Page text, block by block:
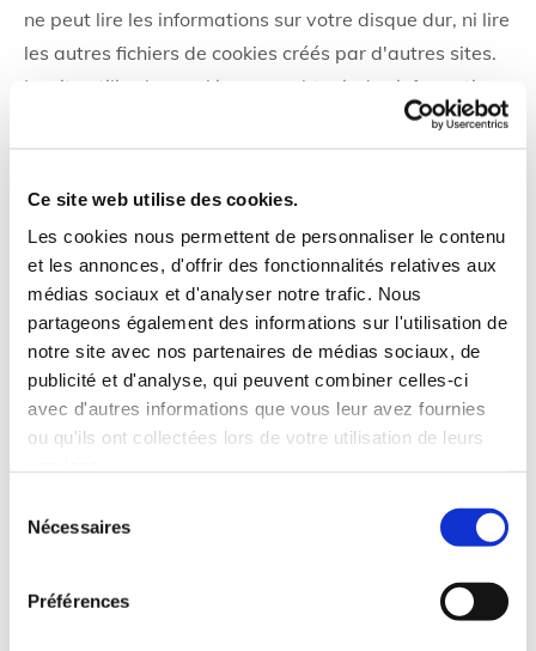
Ce site web utilise des cookies.
Les cookies nous permettent de personnaliser le contenu
et les annonces, d'offrir des fonctionnalités relatives aux
médias sociaux et d'analyser notre trafic. Nous
partageons également des informations sur l'utilisation de
notre site avec nos partenaires de médias sociaux, de
publicité et d'analyse, qui peuvent combiner celles-ci
avec d'autres informations que vous leur avez fournies
ou qu'ils ont collectées lors de votre utilisation de leurs
Nécessaires
Préférences
ne peut lire les informations sur votre disque dur, ni lire
les autres fichiers de cookies créés par d'autres sites.
Le site utilise les cookies pour obtenir des informations
sur le trafic généré par le site. Nous sommes ainsi en
mesure de déterminer l'usage que vous faites des
informations mises à votre disposition sur ce site, ainsi
navigation avec ses informations. Orange ne fait pas
de corrélation entre les cookies et les informations
personnelles que vous avez pu fournir, et ne vend pas
ces informations à une tierce-partie. Vous pouvez
refuser les cookies, ou être informé lorsqu'un site veut
écrire un cookie en réglant les préférences de votre
navigateur.
3/ Liens vers d’autres sites
L'accès à un site lié à notre site se fait aux risques et
périls du visiteur ou de l'utilisateur et Orange ne